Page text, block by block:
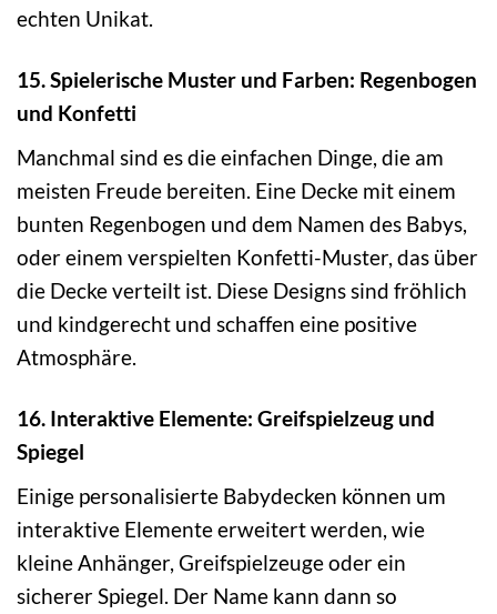
echten Unikat.
15. Spielerische Muster und Farben: Regenbogen
und Konfetti
Manchmal sind es die einfachen Dinge, die am
meisten Freude bereiten. Eine Decke mit einem
bunten Regenbogen und dem Namen des Babys,
oder einem verspielten Konfetti-Muster, das über
die Decke verteilt ist. Diese Designs sind fröhlich
und kindgerecht und schaffen eine positive
Atmosphäre.
16. Interaktive Elemente: Greifspielzeug und
Spiegel
Einige personalisierte Babydecken können um
interaktive Elemente erweitert werden, wie
kleine Anhänger, Greifspielzeuge oder ein
sicherer Spiegel. Der Name kann dann so